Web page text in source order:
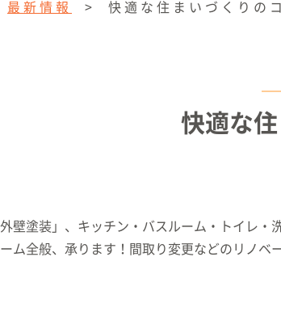
最新情報 > 快適な住まいづくりの
快適な
壁塗装」、キッチン・バスルーム・トイレ・
ム全般、承ります！間取り変更などのリノベ